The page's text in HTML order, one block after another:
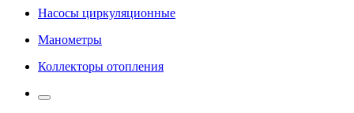
Насосы циркуляционные
Манометры
Коллекторы отопления